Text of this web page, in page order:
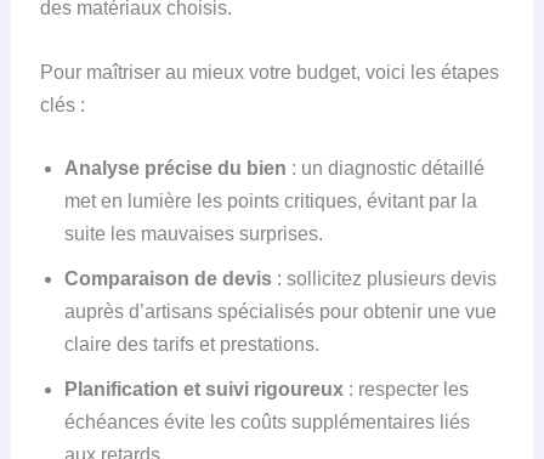
des matériaux choisis.
Pour maîtriser au mieux votre budget, voici les étapes
clés :
Analyse précise du bien : un diagnostic détaillé
met en lumière les points critiques, évitant par la
suite les mauvaises surprises.
Comparaison de devis: sollicitez plusieurs devis
auprès d’artisans spécialisés pour obtenir une vue
claire des tarifs et prestations.
Planification et suivi rigoureux: respecter les
échéances évite les coûts supplémentaires liés